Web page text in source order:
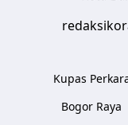
Kupas
Bogor Raya